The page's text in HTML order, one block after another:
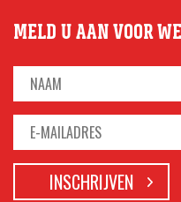
MELD U AAN VOOR